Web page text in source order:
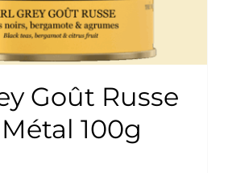
Goût Russe
100g